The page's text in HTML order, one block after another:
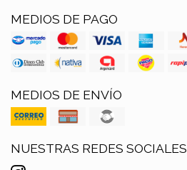
MEDIOS DE PAGO
MEDIOS DE ENVÍO
NUESTRAS REDES SOCIALES